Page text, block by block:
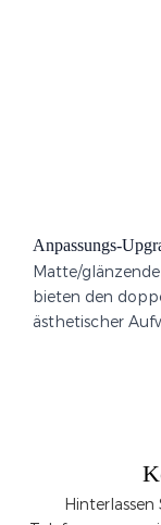
Anpassungs-
Matte/
bieten den
ästhetischer
Hinterlassen